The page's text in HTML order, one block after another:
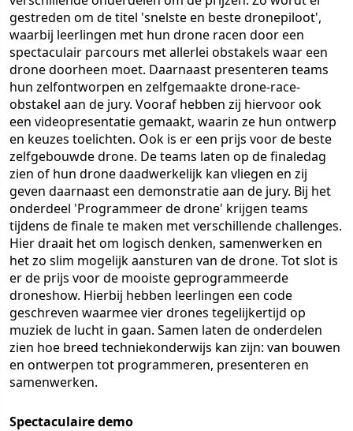
gestreden om de titel 'snelste en beste dronepiloot',
waarbij leerlingen met hun drone racen door een
spectaculair parcours met allerlei obstakels waar een
drone doorheen moet. Daarnaast presenteren teams
hun zelfontworpen en zelfgemaakte drone-race-
obstakel aan de jury. Vooraf hebben zij hiervoor ook
een videopresentatie gemaakt, waarin ze hun ontwerp
en keuzes toelichten. Ook is er een prijs voor de beste
zelfgebouwde drone. De teams laten op de finaledag
zien of hun drone daadwerkelijk kan vliegen en zij
geven daarnaast een demonstratie aan de jury. Bij het
onderdeel 'Programmeer de drone' krijgen teams
tijdens de finale te maken met verschillende challenges.
Hier draait het om logisch denken, samenwerken en
het zo slim mogelijk aansturen van de drone. Tot slot is
er de prijs voor de mooiste geprogrammeerde
droneshow. Hierbij hebben leerlingen een code
geschreven waarmee vier drones tegelijkertijd op
muziek de lucht in gaan. Samen laten de onderdelen
zien hoe breed techniekonderwijs kan zijn: van bouwen
en ontwerpen tot programmeren, presenteren en
samenwerken.
Spectaculaire demo